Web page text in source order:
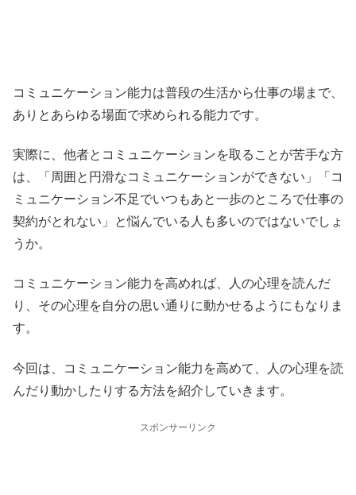
コミュニケーション能力は普段の生活から仕事の場まで、
ありとあらゆる場面で求められる能力です。
実際に、他者とコミュニケーションを取ることが苦手な方
は、「周囲と円滑なコミュニケーションができない」「コ
ミュニケーション不足でいつもあと一歩のところで仕事の
契約がとれない」と悩んでいる人も多いのではないでしょ
うか。
コミュニケーション能力を高めれば、人の心理を読んだ
り、その心理を自分の思い通りに動かせるようにもなりま
す。
今回は、コミュニケーション能力を高めて、人の心理を読
んだり動かしたりする方法を紹介していきます。
スポンサーリンク